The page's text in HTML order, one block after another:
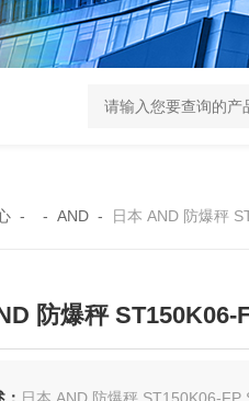
川IIMPULSE 富士音派 封口机 FA-
- - AND - 日本 AND 防爆秤
防爆秤 ST150K06-